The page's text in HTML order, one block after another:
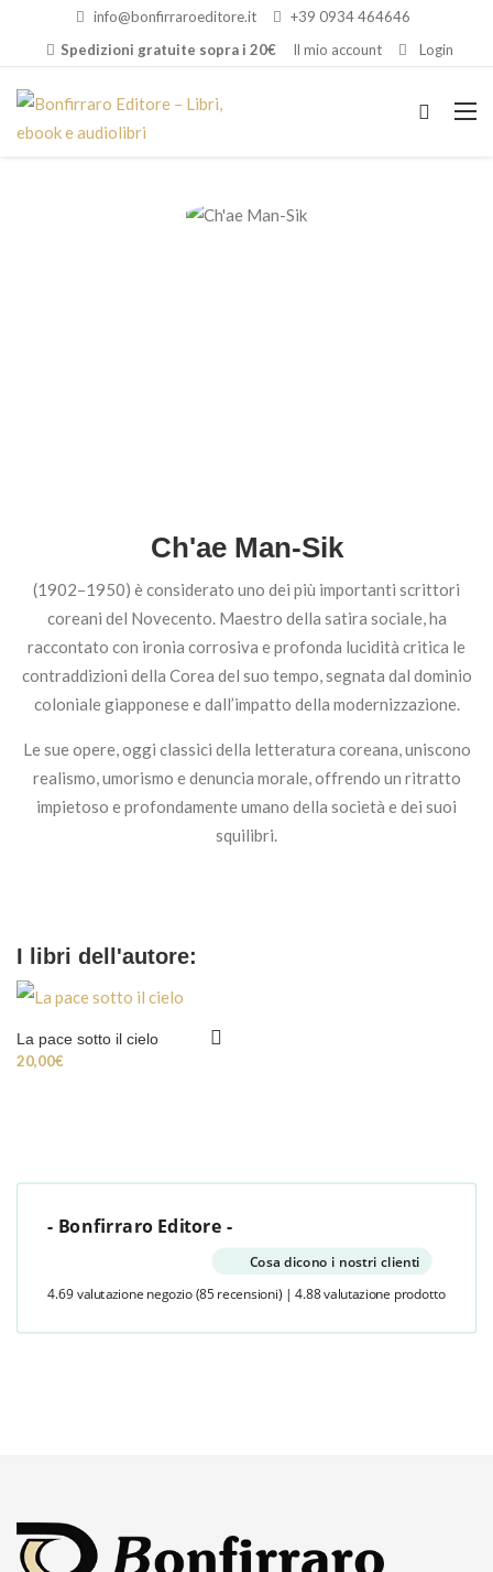
info@bonfirraroeditore.it
+39 0934 464646
Spedizioni gratuite sopra i 20€
Il mio account Login
Ch'ae Man-Sik
(1902–1950) è considerato uno dei più importanti scrittori
coreani del Novecento. Maestro della satira sociale, ha
raccontato con ironia corrosiva e profonda lucidità critica le
contraddizioni della Corea del suo tempo, segnata dal dominio
coloniale giapponese e dall’impatto della modernizzazione.
Le sue opere, oggi classici della letteratura coreana, uniscono
realismo, umorismo e denuncia morale, offrendo un ritratto
impietoso e profondamente umano della società e dei suoi
squilibri.
I libri dell'autore:
La pace sotto il cielo
20,00€
- Bonfirraro Editore -
Cosa dicono i nostri clienti
4.69 valutazione negozio (85 recensioni) | 4.88 valutazione prodotto